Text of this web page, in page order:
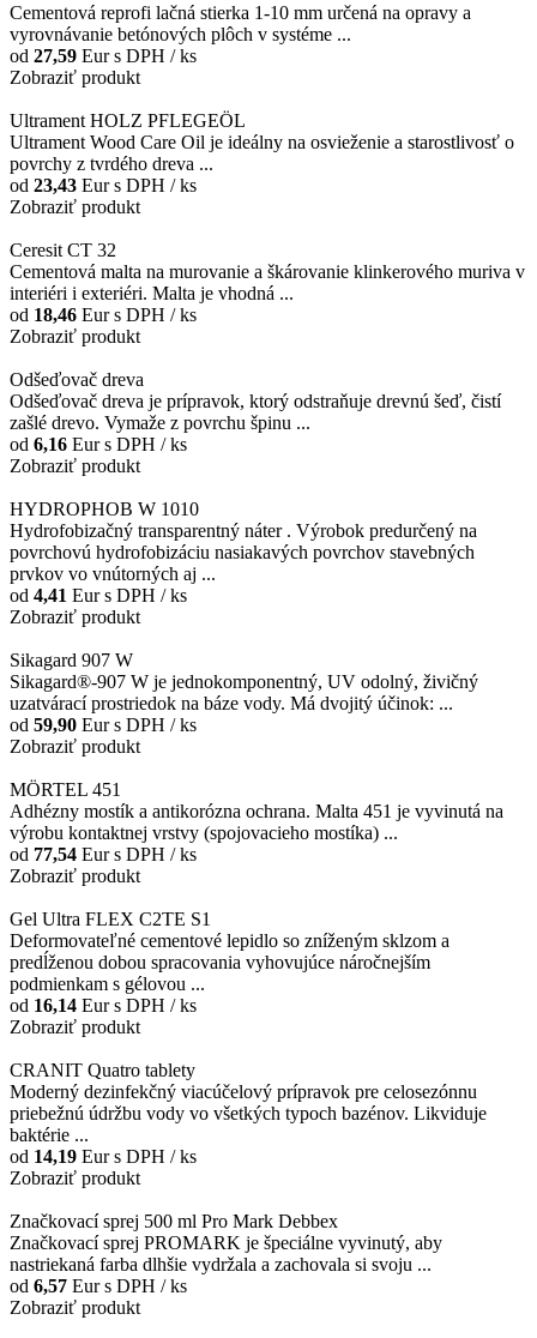
Cementová reprofi lačná stierka 1-10 mm určená na opravy a
vyrovnávanie betónových plôch v systéme ...
od 27,59 Eurs DPH / ks
Zobraziť produkt
Ultrament HOLZ PFLEGEÖL
Ultrament Wood Care Oil je ideálny na osvieženie a starostlivosť o
povrchy z tvrdého dreva ...
od 23,43 Eurs DPH / ks
Zobraziť produkt
Ceresit CT 32
Cementová malta na murovanie a škárovanie klinkerového muriva v
interiéri i exteriéri. Malta je vhodná ...
od 18,46 Eurs DPH / ks
Zobraziť produkt
Odšeďovač dreva
Odšeďovač dreva je prípravok, ktorý odstraňuje drevnú šeď, čistí
zašlé drevo. Vymaže z povrchu špinu ...
od 6,16 Eurs DPH / ks
Zobraziť produkt
HYDROPHOB W 1010
Hydrofobizačný transparentný náter . Výrobok predurčený na
povrchovú hydrofobizáciu nasiakavých povrchov stavebných
prvkov vo vnútorných aj ...
od 4,41 Eurs DPH / ks
Zobraziť produkt
Sikagard 907 W
Sikagard®-907 W je jednokomponentný, UV odolný, živičný
uzatvárací prostriedok na báze vody. Má dvojitý účinok: ...
od 59,90 Eurs DPH / ks
Zobraziť produkt
MÖRTEL 451
Adhézny mostík a antikorózna ochrana. Malta 451 je vyvinutá na
výrobu kontaktnej vrstvy (spojovacieho mostíka) ...
od 77,54 Eurs DPH / ks
Zobraziť produkt
Gel Ultra FLEX C2TE S1
Deformovateľné cementové lepidlo so zníženým sklzom a
predĺženou dobou spracovania vyhovujúce náročnejším
podmienkam s gélovou ...
od 16,14 Eurs DPH / ks
Zobraziť produkt
CRANIT Quatro tablety
Moderný dezinfekčný viacúčelový prípravok pre celosezónnu
priebežnú údržbu vody vo všetkých typoch bazénov. Likviduje
baktérie ...
od 14,19 Eurs DPH / ks
Zobraziť produkt
Značkovací sprej 500 ml Pro Mark Debbex
Značkovací sprej PROMARK je špeciálne vyvinutý, aby
nastriekaná farba dlhšie vydržala a zachovala si svoju ...
od 6,57 Eurs DPH / ks
Zobraziť produkt